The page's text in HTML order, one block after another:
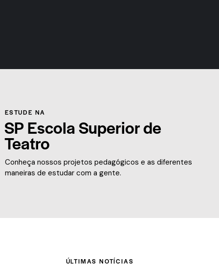
ESTUDE NA
SP Escola Superior de
Teatro
Conheça nossos projetos pedagógicos e as diferentes
maneiras de estudar com a gente.
ÚLTIMAS NOTÍCIAS